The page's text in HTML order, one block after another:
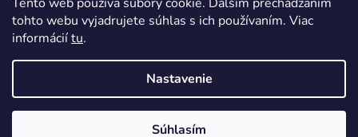
tohto webu vyjadrujete súhlas s ich používaním. Viac
informáciítu.
Nastavenie
Súhlasím